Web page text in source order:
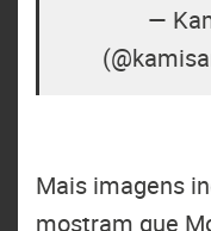
—
Mais imagens
mostram que